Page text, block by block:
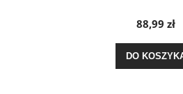
88,99 zł
DO